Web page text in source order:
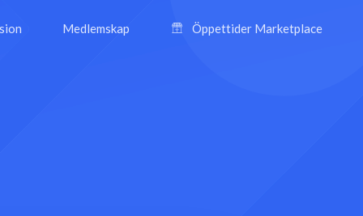
Medlemskap Öppettider Marketplace